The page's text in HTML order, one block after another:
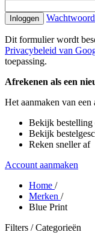
Inloggen
Dit formulier wordt
Privacybeleid van
toepassing.
Afrekenen als een
Het aanmaken van
Bekijk bestelling
Bekijk
Reken sneller af
Account aanmaken
Home /
Merken /
Blue Print
Filters / Categorieën